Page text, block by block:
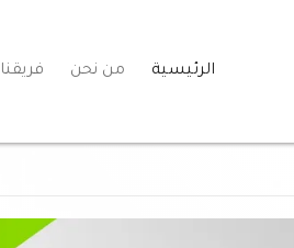
الرئيسية من نحن فريقنا